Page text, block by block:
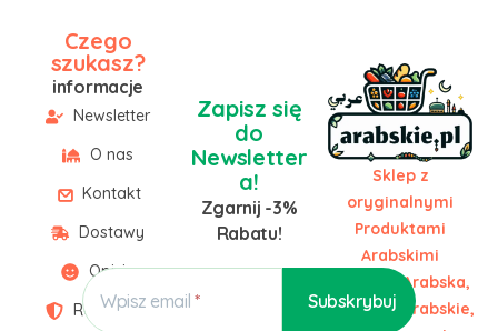
Czego
szukasz?
informacje
Newsletter
O nas
Kontakt
Dostawy
Opinie
Regulamin
Sklep z
oryginalnymi
Produktami
Arabskimi
Żywność Arabska,
Słodycze Arabskie,
Zapisz się
do
Newsletter
a!
Zgarnij -3%
Rabatu!
Wpisz email